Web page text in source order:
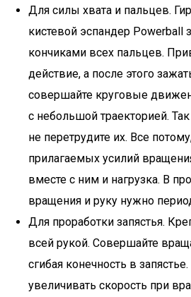
Для силы хвата и пальцев.
кистевой эспандер Powerball
кончиками всех пальцев.
действие, а после этого
совершайте круговые
с небольшой траекторией.
не перетрудите их. Все
прилагаемых усилий
вместе с ним и нагрузка. В
вращения и руку нужно
Для проработки запястья.
всей рукой. Совершайте
сгибая конечность в запястье.
увеличивать скорость при